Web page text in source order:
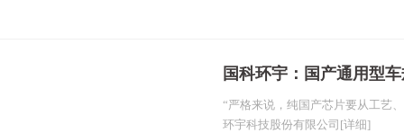
国科环宇：国产通用型
“严格来说，纯国产芯片要从工艺
环宇科技股份有限公司 [详细]